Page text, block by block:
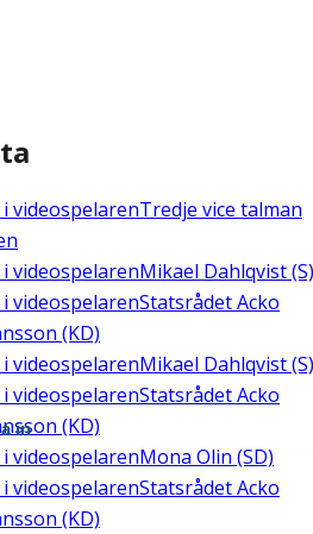
i videospelarenTredje vice talman
i videospelarenMikael Dahlqvist (S)
i videospelarenStatsrådet Acko
(KD)
i videospelarenMikael Dahlqvist (S)
i videospelarenStatsrådet Acko
(KD)
i videospelarenMona Olin (SD)
i videospelarenStatsrådet Acko
(KD)
in